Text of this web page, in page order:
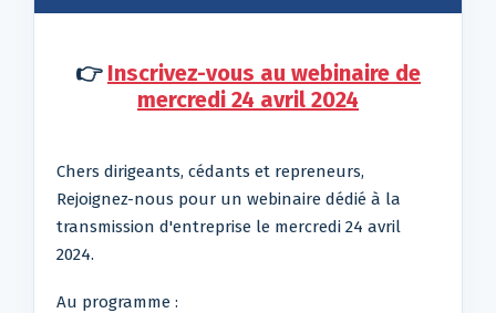
👉 Inscrivez-vous au webinaire de
mercredi 24 avril 2024
Chers dirigeants, cédants et repreneurs,
Rejoignez-nous pour un webinaire dédié à la
transmission d'entreprise le mercredi 24 avril
2024.
Au programme :